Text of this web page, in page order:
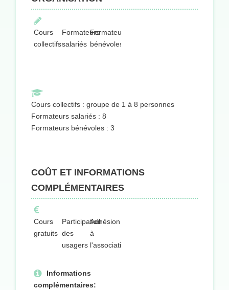
Cours
collectifs
Formateurs
salariés
Formateurs
bénévoles
Cours collectifs : groupe de 1 à 8 personnes
Formateurs salariés : 8
Formateurs bénévoles : 3
COÛT ET INFORMATIONS
COMPLÉMENTAIRES
Cours
gratuits
Participation
des
usagers
Adhésion
à
l'association
Informations
complémentaires: